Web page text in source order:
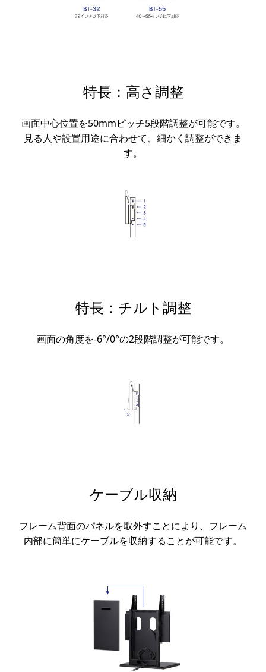
特長：高さ調整
画面中心位置を50mmピッチ5段階調整が可能です。
見る人や設置用途に合わせて、細かく調整ができま
す。
特長：チルト調整
画面の角度を-6°/0°の2段階調整が可能です。
ケーブル収納
フレーム背面のパネルを取外すことにより、フレーム
内部に簡単にケーブルを収納することが可能です。